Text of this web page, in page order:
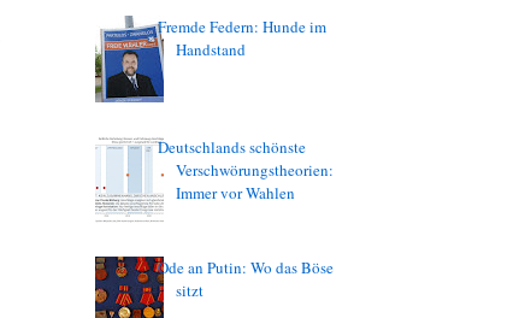
Fremde Federn: Hunde im
Handstand
Deutschlands schönste
Verschwörungstheorien:
Immer vor Wahlen
Ode an Putin: Wo das Böse
sitzt